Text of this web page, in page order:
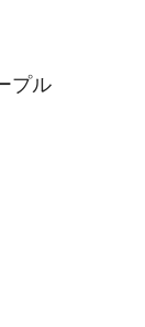
プル